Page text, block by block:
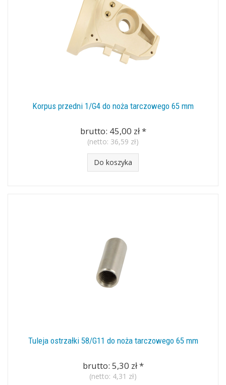
Korpus przedni 1/G4 do noża tarczowego 65 mm
brutto: 45,00 zł*
(netto: 36,59 zł)
Do koszyka
Tuleja ostrzałki 58/G11 do noża tarczowego 65 mm
brutto: 5,30 zł*
(netto: 4,31 zł)